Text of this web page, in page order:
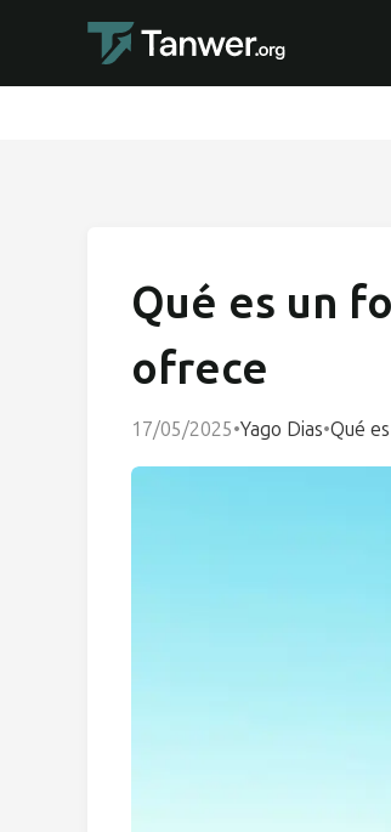
Qué es un
ofrece
17/05/2025•Yago Dias•Qué es